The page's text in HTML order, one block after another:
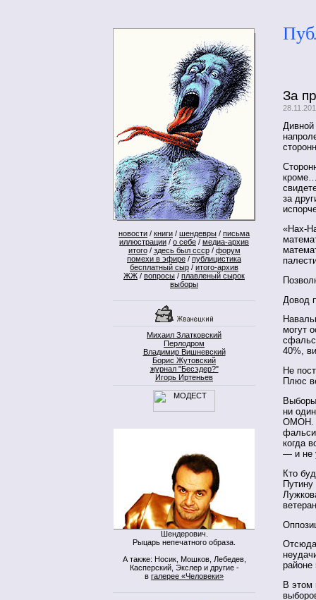
новости / книги / шендевры / письма
иллюстрации / о себе / медиа-архив
итого/ здесь был ссср/ форум
помехи в эфире / публицистика
бесплатный сыр / итого-архив
ЖЖ / вопросы / плавленый сырок
выборы
Михаил Златковский
Перлодром
Владимир Вишневский
Борис Жутовский
журнал "Бесэдер?"
Игорь Иртеньев
Шендерович.
Рыцарь непечатного образа.
А также: Носик, Мошков, Лебедев,
Касперский, Экслер и другие -
в галерее «Человеки»
За
Дивной
за
«Нах-
Довод
могут
40%,
Не
Плюс
ни
ОМОН. И
когда
— и не
Кто
В этом